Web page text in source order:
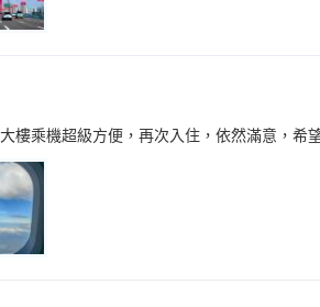
樓乘機超級方便，再次入住，依然滿意，希